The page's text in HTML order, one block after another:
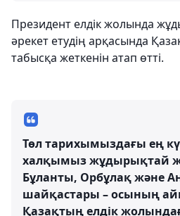
Президент елдік жолында
әрекет етудің арқасында
табысқа жеткенін атап өтті.
Төл тарихымыздағы ең
халқымыз жұдырықтай
Бұланты, Орбұлақ және
шайқастары – осының
Қазақтың елдік